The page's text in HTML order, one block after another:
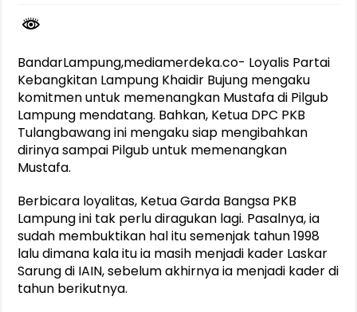
Purnama Wulan Sari Mirza Buka SiSeSa Roadshow Lampung
BandarLampung,mediamerdeka.co- Loyalis Partai
Kebangkitan Lampung Khaidir Bujung mengaku
komitmen untuk memenangkan Mustafa di Pilgub
Lampung mendatang. Bahkan, Ketua DPC PKB
Tulangbawang ini mengaku siap mengibahkan
dirinya sampai Pilgub untuk memenangkan
Mustafa.
Berbicara loyalitas, Ketua Garda Bangsa PKB
Lampung ini tak perlu diragukan lagi. Pasalnya, ia
sudah membuktikan hal itu semenjak tahun 1998
lalu dimana kala itu ia masih menjadi kader Laskar
Sarung di IAIN, sebelum akhirnya ia menjadi kader di
tahun berikutnya.